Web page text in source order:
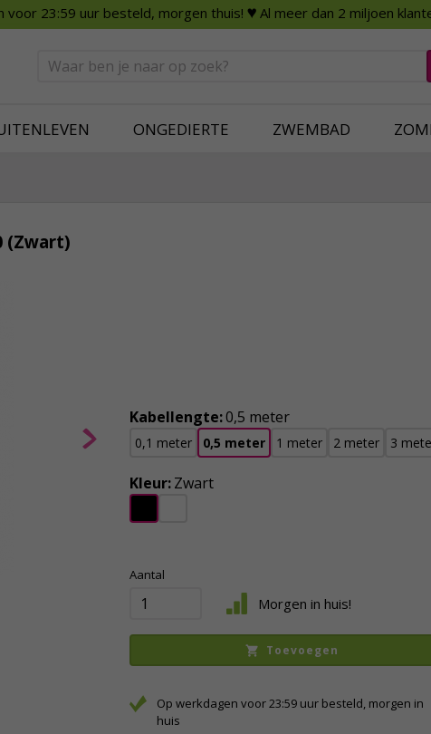
voor 23:59 uur besteld, morgen thuis! ♥ Al meer dan 2 miljoen
ONGEDIERTE ZWEMBAD
Smart Home
Deurbellen
Slimme beveiliging
(Zwart)
Kabellengte:0,5 meter
0,1 meter 0,5 meter 1 meter 2 meter 3
Kleur:Zwart
Aantal
Morgen in huis!
Toevoegen
Op werkdagen voor 23:59 uur besteld, morgen in
huis